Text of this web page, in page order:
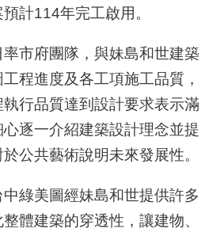
計114年完工啟用。
市府團隊，與妹島和世建築
程進度及各工項施工品質，
行品質達到設計要求表示滿
逐一介紹建築設計理念並提
公共藝術說明未來發展性。
綠美圖經妹島和世提供許多
體建築的穿透性，讓建物、